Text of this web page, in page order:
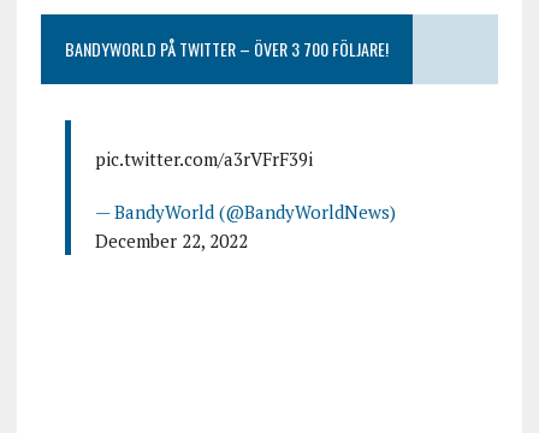
BANDYWORLD PÅ TWITTER – ÖVER 3 700 FÖLJARE!
pic.twitter.com/a3rVFrF39i
— BandyWorld (@BandyWorldNews)
December 22, 2022